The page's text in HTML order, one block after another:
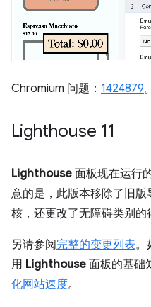
Chromium 问题： 1424879。
Lighthouse 11
Lighthouse 面板现在运行
意的是，此版本移除了旧
核，还更改了无障碍类别的
另请参阅完整的变更列表。
用 Lighthouse 面板的基础
化网站速度。